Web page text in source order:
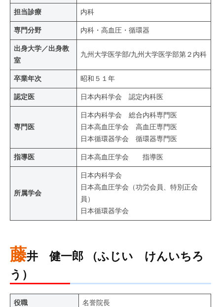
済
会
病
院
担当診療 内科
専門分野 内科・高血圧・循環器
出身大学／出身教
室
九州大学医学部/九州大学医学部第２内科
卒業年次 昭和５１年
認定医 日本内科学会 認定内科医
専門医
日本内科学会 総合内科専門医
日本高血圧学会 高血圧専門医
日本循環器学会 循環器専門医
指導医 日本高血圧学会 指導医
所属学会
日本内科学会
日本高血圧学会（功労会員、特別正会
員）
日本循環器学会
藤井 健一郎 （ふじい けんいちろ
う）
役職 名誉院長